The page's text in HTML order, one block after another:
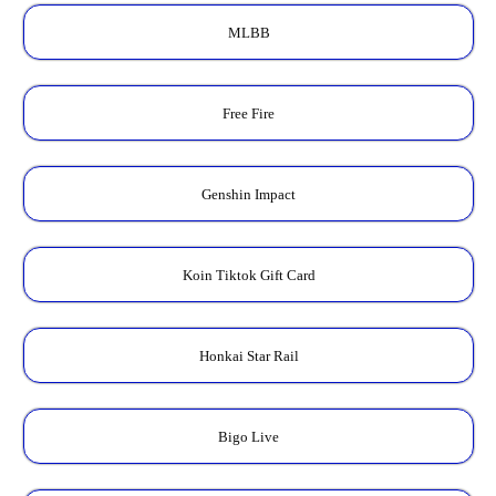
MLBB
Free Fire
Genshin Impact
Koin Tiktok Gift Card
Honkai Star Rail
Bigo Live